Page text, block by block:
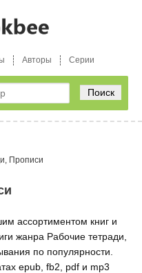
Авторы Серии
Поиск
Прописи
ассортиментом книг и
жанра Рабочие тетради,
по популярности.
epub, fb2, pdf и mp3